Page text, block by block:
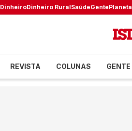
DinheiroDinheiro RuralSaúdeGentePlaneta
REVISTA COLUNAS GENTE